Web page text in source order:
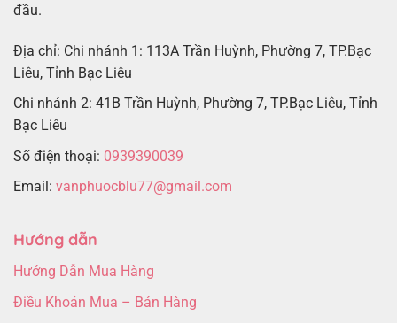
đầu.
Địa chỉ: Chi nhánh 1: 113A Trần Huỳnh, Phường 7, TP.Bạc
Liêu, Tỉnh Bạc Liêu
Chi nhánh 2: 41B Trần Huỳnh, Phường 7, TP.Bạc Liêu, Tỉnh
Bạc Liêu
Số điện thoại: 0939390039
Email: vanphuocblu77@gmail.com
Hướng dẫn
Hướng Dẫn Mua Hàng
Điều Khoản Mua – Bán Hàng